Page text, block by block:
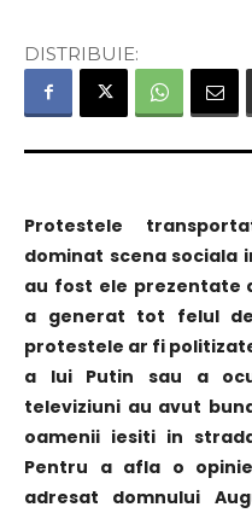
DISTRIBUIE:
Protestele
dominat scena sociala
au fost ele prezentate
a generat tot felul
protestele ar fi
a lui Putin sau a
televiziuni au avut
oamenii iesiti in
Pentru a afla o
adresat domnului